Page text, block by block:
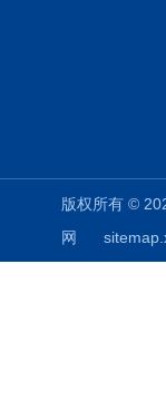
版权所有 ©
网